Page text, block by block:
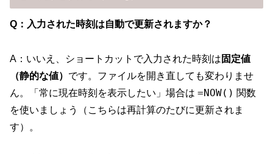
Q：入力された時刻は自動で更新されますか？
A：いいえ、ショートカットで入力された時刻は 固定値
（静的な値） です。ファイルを開き直しても変わりませ
ん。「常に現在時刻を表示したい」場合は =NOW() 関数
を使いましょう（こちらは再計算のたびに更新されま
す）。